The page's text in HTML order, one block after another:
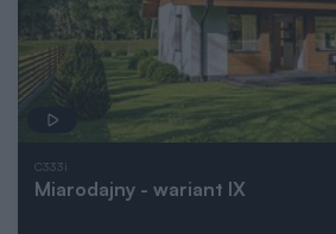
C333i
Miarodajny - wariant IX